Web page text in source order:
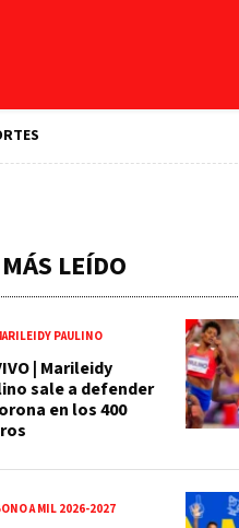
LEÍDO
PAULINO
| Marileidy
sale a defender
en los 400
A MIL 2026-2027